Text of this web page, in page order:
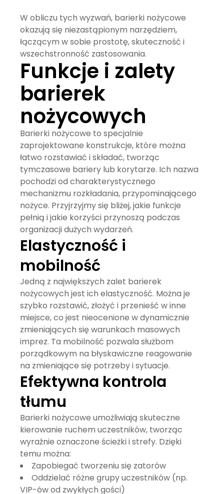
W obliczu tych wyzwań, barierki nożycowe
okazują się niezastąpionym narzędziem,
łączącym w sobie prostotę, skuteczność i
wszechstronność zastosowania.
Funkcje i zalety
barierek
nożycowych
Barierki nożycowe to specjalnie
zaprojektowane konstrukcje, które można
łatwo rozstawiać i składać, tworząc
tymczasowe bariery lub korytarze. Ich nazwa
pochodzi od charakterystycznego
mechanizmu rozkładania, przypominającego
nożyce. Przyjrzyjmy się bliżej, jakie funkcje
pełnią i jakie korzyści przynoszą podczas
organizacji dużych wydarzeń.
Elastyczność i
mobilność
Jedną z największych zalet barierek
nożycowych jest ichelastyczność. Można je
szybko rozstawić, złożyć i przenieść w inne
miejsce, co jest nieocenione w dynamicznie
zmieniających się warunkach masowych
imprez. Ta mobilność pozwala służbom
porządkowym na błyskawiczne reagowanie
na zmieniające się potrzeby i sytuacje.
Efektywna kontrola
tłumu
Barierki nożycowe umożliwiają skuteczne
kierowanie ruchem uczestników, tworząc
wyraźnie oznaczone ścieżki i strefy. Dzięki
temu można:
Zapobiegać tworzeniu się zatorów
Oddzielać różne grupy uczestników (np.
VIP-ów od zwykłych gości)